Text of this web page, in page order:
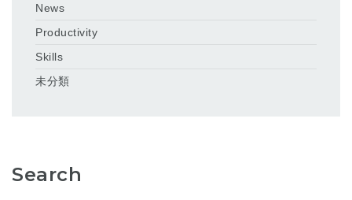
News
Productivity
Skills
未分類
Search